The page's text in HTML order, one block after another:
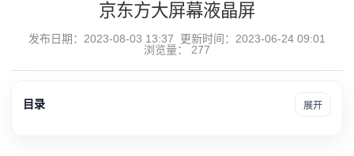
京东方大屏幕液晶屏
发布日期：2023-08-03 13:37 更新时间：2023-06-24 09:01
浏览量： 277
目录 展开